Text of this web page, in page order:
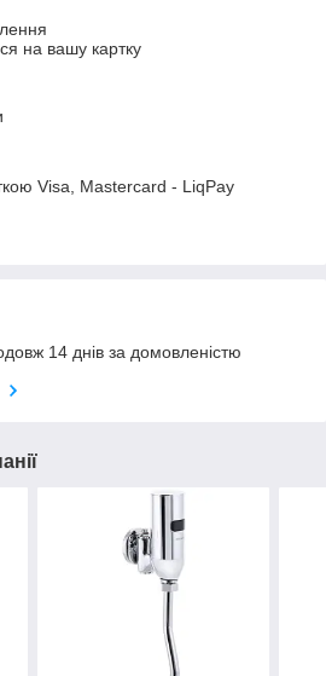
на вашу картку
Visa, Mastercard - LiqPay
14 днів за домовленістю